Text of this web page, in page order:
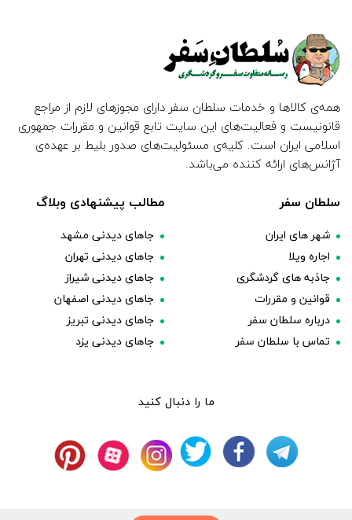
همه‌ی کالاها و خدمات سلطان سفر دارای مجوزهای لازم از مراجع
قانونیست و فعالیت‌های این سایت تابع قوانین و مقررات جمهوری
اسلامی ایران است. کلیه‌ی مسئولیت‌های صدور بلیط بر عهده‌ی
آژانس‌های ارائه کننده می‌باشد.
سلطان سفر
شهر های ایران
اجاره ویلا
جاذبه های گردشگری
قوانین و مقررات
درباره سلطان سفر
تماس با سلطان سفر
مطالب پیشنهادی وبلاگ
جاهای دیدنی مشهد
جاهای دیدنی تهران
جاهای دیدنی شیراز
جاهای دیدنی اصفهان
جاهای دیدنی تبریز
جاهای دیدنی یزد
ما را دنبال کنید